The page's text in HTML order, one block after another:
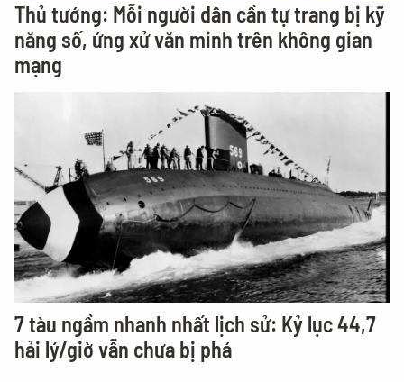
Thủ tướng: Mỗi người dân cần tự trang bị kỹ
năng số, ứng xử văn minh trên không gian
mạng
7 tàu ngầm nhanh nhất lịch sử: Kỷ lục 44,7
hải lý/giờ vẫn chưa bị phá